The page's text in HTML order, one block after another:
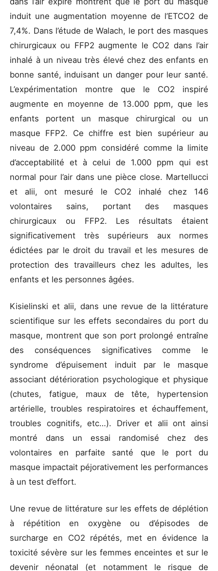
induit une augmentation moyenne de l’ETCO2 de
7,4%. Dans l’étude de Walach, le port des masques
chirurgicaux ou FFP2 augmente le CO2 dans l’air
inhalé à un niveau très élevé chez des enfants en
bonne santé, induisant un danger pour leur santé.
L’expérimentation montre que le CO2 inspiré
augmente en moyenne de 13.000 ppm, que les
enfants portent un masque chirurgical ou un
masque FFP2. Ce chiffre est bien supérieur au
niveau de 2.000 ppm considéré comme la limite
d’acceptabilité et à celui de 1.000 ppm qui est
normal pour l’air dans une pièce close. Martellucci
et alii, ont mesuré le CO2 inhalé chez 146
volontaires sains, portant des masques
chirurgicaux ou FFP2. Les résultats étaient
significativement très supérieurs aux normes
édictées par le droit du travail et les mesures de
protection des travailleurs chez les adultes, les
enfants et les personnes âgées.
Kisielinski et alii, dans une revue de la littérature
scientifique sur les effets secondaires du port du
masque, montrent que son port prolongé entraîne
des conséquences significatives comme le
syndrome d’épuisement induit par le masque
associant détérioration psychologique et physique
(chutes, fatigue, maux de tête, hypertension
artérielle, troubles respiratoires et échauffement,
troubles cognitifs, etc…). Driver et alii ont ainsi
montré dans un essai randomisé chez des
volontaires en parfaite santé que le port du
masque impactait péjorativement les performances
à un test d’effort.
Une revue de littérature sur les effets de déplétion
à répétition en oxygène ou d’épisodes de
surcharge en CO2 répétés, met en évidence la
toxicité sévère sur les femmes enceintes et sur le
devenir néonatal (et notamment le risque de